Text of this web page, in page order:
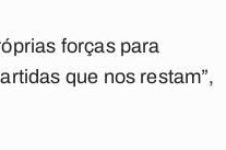
forças para
que nos restam”,